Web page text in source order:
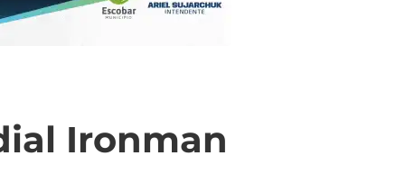
Ironman